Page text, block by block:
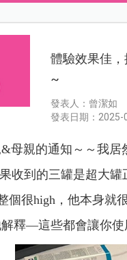
體驗效果佳
~
發表人：曾潔如
發表日期：2025-
母親的通知～～我居
收到的三罐是超大
個很high，他本身就
釋—這些都會讓你